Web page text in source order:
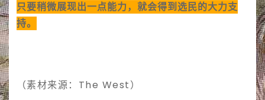
只要稍微展现出一点能力，就会得到选民的大力支
持。
（素材来源：The West）